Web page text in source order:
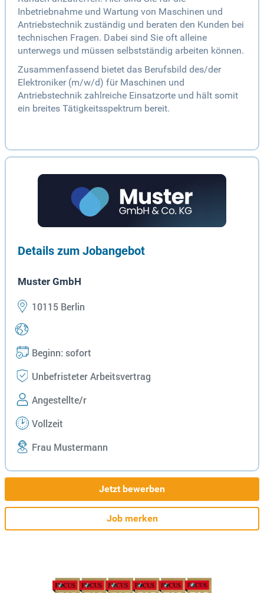
Inbetriebnahme und Wartung von Maschinen und
Antriebstechnik zuständig und beraten den Kunden bei
technischen Fragen. Dabei sind Sie oft alleine
unterwegs und müssen selbstständig arbeiten können.
Zusammenfassend bietet das Berufsbild des/der
Elektroniker (m/w/d) für Maschinen und
Antriebstechnik zahlreiche Einsatzorte und hält somit
ein breites Tätigkeitsspektrum bereit.
Details zum Jobangebot
Muster GmbH
10115 Berlin
Beginn: sofort
Unbefristeter Arbeitsvertrag
Angestellte/r
Vollzeit
Frau Mustermann
Jetzt bewerben
Job merken